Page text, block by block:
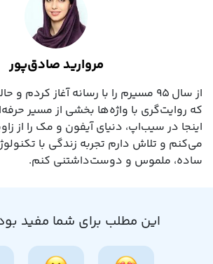
مروارید صادق‌پور
از سال ۹۵ مسیرم را با رسانه آغاز
که روایت‌گری با واژه‌ها بخشی از مسیر
اینجا در سیب‌اپ، دنیای آیفون و مک را از
می‌کنم و تلاش دارم تجربه زندگی با
ساده، ملموس و دوست‌داشتنی کنم.
این مطلب برای شما مفید